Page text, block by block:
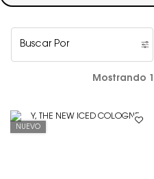
Buscar Por
Filters menu
Mostrando
NUEVO